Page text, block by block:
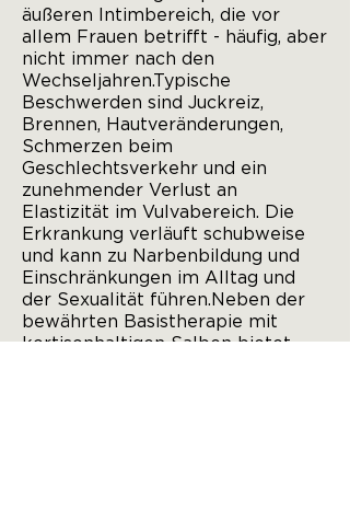
äußeren Intimbereich, die vor
allem Frauen betrifft - häufig, aber
nicht immer nach den
Wechseljahren.Typische
Beschwerden sind Juckreiz,
Brennen, Hautveränderungen,
Schmerzen beim
Geschlechtsverkehr und ein
zunehmender Verlust an
Elastizität im Vulvabereich. Die
Erkrankung verläuft schubweise
und kann zu Narbenbildung und
Einschränkungen im Alltag und
der Sexualität führen. Neben der
bewährten Basistherapie mit
kortisonhaltigen Salben bietet